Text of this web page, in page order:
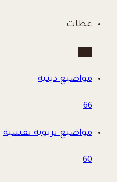
عظات
مواضيع دينية
66
مواضيع تربوية نفسية
60